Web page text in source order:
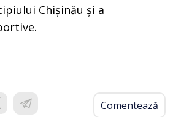
Chișinău și a
Comentează